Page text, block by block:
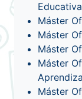
Máster
Máster
Máster
Máster
Máster